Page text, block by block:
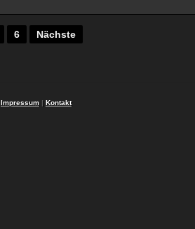
6 Nächste
Impressum | Kontakt